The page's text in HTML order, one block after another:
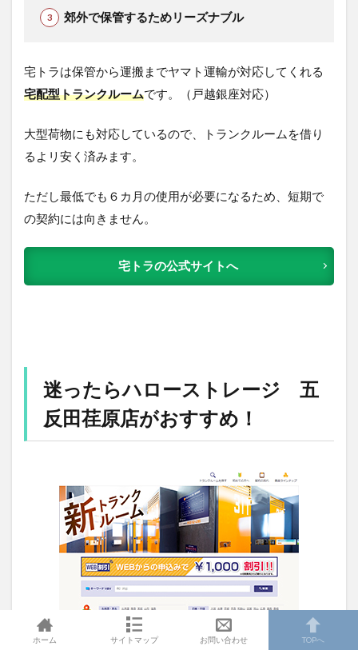
郊外で保管するためリーズナブル
宅トラは保管から運搬までヤマト運輸が対応してくれる
宅配型トランクルームです。（戸越銀座対応）
大型荷物にも対応しているので、トランクルームを借り
るよリ安く済みます。
ただし最低でも６カ月の使用が必要になるため、短期で
の契約には向きません。
宅トラの公式サイトへ
迷ったらハローストレージ 五
反田荏原店がおすすめ！
ホーム サイトマップ お問い合わせ TOPへ